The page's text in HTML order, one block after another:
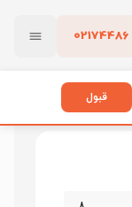
02174486
پاک کردن
قبول